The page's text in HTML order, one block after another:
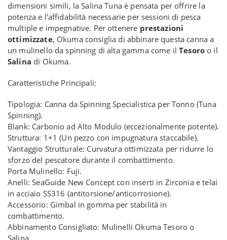
dimensioni simili, la Salina Tuna è pensata per offrire la
potenza e l'affidabilità necessarie per sessioni di pesca
multiple e impegnative. Per ottenere prestazioni
ottimizzate, Okuma consiglia di abbinare questa canna a
un mulinello da spinning di alta gamma come ilTesoroo il
Salina di Okuma.
Caratteristiche Principali:
Tipologia: Canna da Spinning Specialistica per Tonno (Tuna
Spinning).
Blank: Carbonio ad Alto Modulo (eccezionalmente potente).
Struttura: 1+1 (Un pezzo con impugnatura staccabile).
Vantaggio Strutturale: Curvatura ottimizzata per ridurre lo
sforzo del pescatore durante il combattimento.
Porta Mulinello: Fuji.
Anelli: SeaGuide New Concept con inserti in Zirconia e telai
in acciaio SS316 (antitorsione/anticorrosione).
Accessorio: Gimbal in gomma per stabilità in
combattimento.
Abbinamento Consigliato: Mulinelli Okuma Tesoro o
Salina.